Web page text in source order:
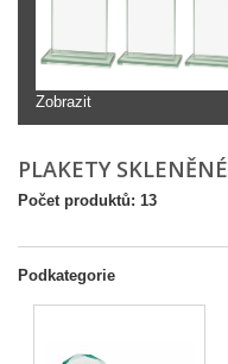
Zobrazit
PLAKETY SKLENĚNÉ
Počet produktů: 13
Podkategorie